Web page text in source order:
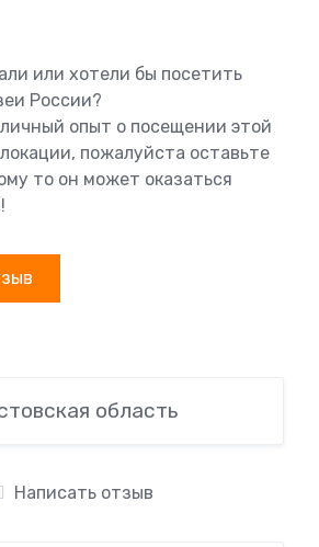
или хотели бы посетить
России?
опыт о посещении этой
пожалуйста оставьте
то он может оказаться
область
Написать отзыв